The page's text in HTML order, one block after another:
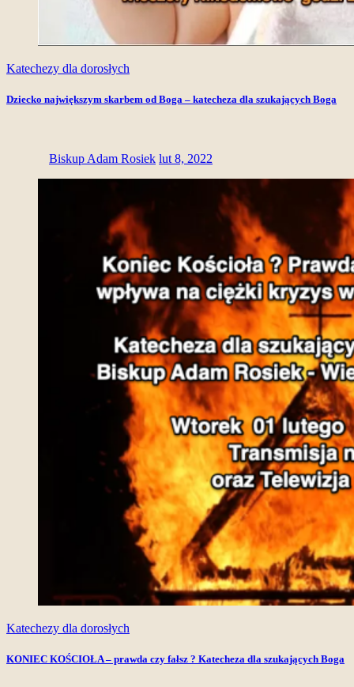
Katechezy dla dorosłych
Dziecko największym skarbem od Boga – katecheza dla szukających Boga
Biskup Adam Rosiek lut 8, 2022
Katechezy dla dorosłych
KONIEC KOŚCIOŁA – prawda czy fałsz ? Katecheza dla szukających Boga